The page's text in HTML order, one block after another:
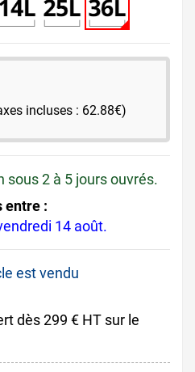
incluses : 62.88€)
sous 2 à 5 jours ouvrés.
entre :
14 août.
est vendu
dès 299 € HT sur le